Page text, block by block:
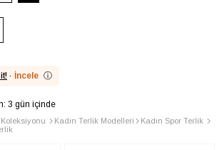
· İncele ⓘ
3 gün içinde
Koleksiyonu Kadın Terlik Modelleri
Kadın Spor Terlik